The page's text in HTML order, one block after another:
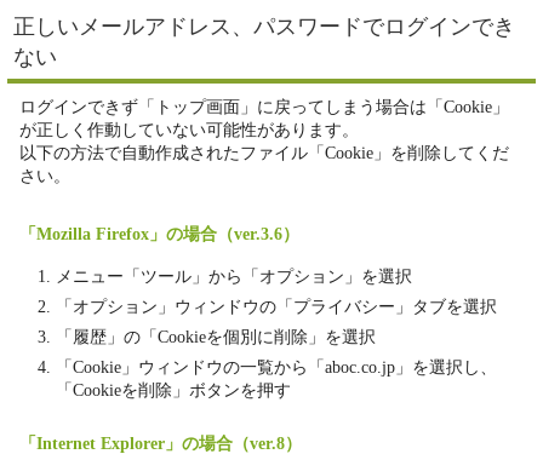
正しいメールアドレス、パスワードでログインでき
ない
ログインできず「トップ画面」に戻ってしまう場合は「Cookie」
が正しく作動していない可能性があります。
以下の方法で自動作成されたファイル「Cookie」を削除してくだ
さい。
「Mozilla Firefox」の場合（ver.3.6）
メニュー「ツール」から「オプション」を選択
「オプション」ウィンドウの「プライバシー」タブを選択
「履歴」の「Cookieを個別に削除」を選択
「Cookie」ウィンドウの一覧から「aboc.co.jp」を選択し、
「Cookieを削除」ボタンを押す
「Internet Explorer」の場合（ver.8）